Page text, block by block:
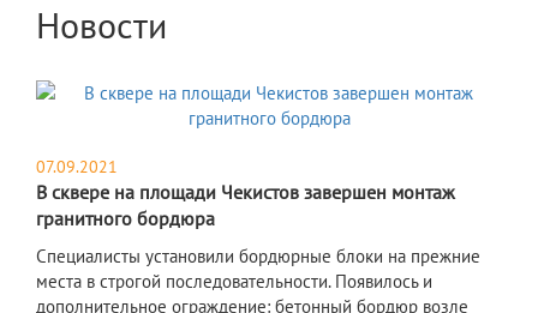
Новости
07.09.2021
В сквере на площади Чекистов завершен монтаж
гранитного бордюра
Специалисты установили бордюрные блоки на прежние
места в строгой последовательности. Появилось и
дополнительное ограждение: бетонный бордюр возле